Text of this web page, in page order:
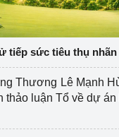
tiếp sức tiêu thụ
Thương Lê Mạnh
thảo luận Tổ về dự án